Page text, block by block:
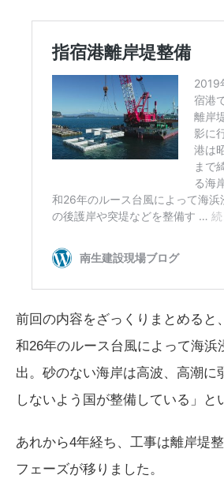
前回の内容をざっくりまとめると
和26年のルース台風によって海浜
出。砂のない海岸は高波、高潮に
しないよう国が整備している」と
あれから4年経ち、工事は離岸堤
フェーズが移りました。